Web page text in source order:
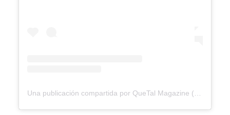
Una publicación compartida por QueTal Magazine (@quetalmagazineslp)